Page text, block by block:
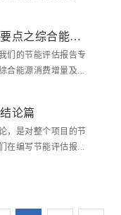
点之综合能源
们的节能评估报告专
合能源消费增量及...
论篇
，是对整个项目的节
在编写节能评估报...